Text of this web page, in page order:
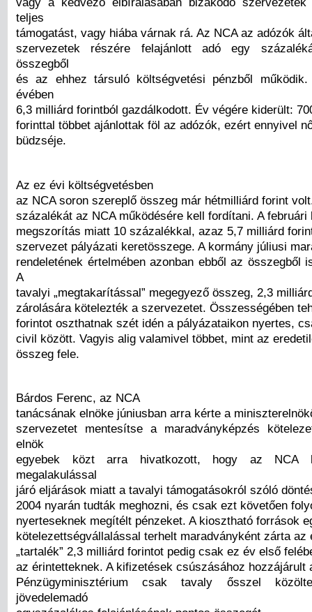
teljes
támogatást, vagy hiába várnak rá. Az NCA az adózók
szervezetek részére felajánlott adó egy
összegből
és az ehhez társuló költségvetési pénzből működik.
évében
6,3 milliárd forintból gazdálkodott. Év végére kiderült:
forinttal többet ajánlottak föl az adózók, ezért ennyivel
büdzséje.
Az ez évi költségvetésben
az NCA soron szereplő összeg már hétmilliárd forint
százalékát az NCA működésére kell fordítani. A februári
megszorítás miatt 10 százalékkal, azaz 5,7 milliárd
szervezet pályázati keretösszege. A kormány júliusi
rendeletének értelmében azonban ebből az összegből
A
tavalyi „megtakarítással” megegyező összeg, 2,3
zárolására kötelezték a szervezetet. Összességében
forintot oszthatnak szét idén a pályázataikon nyertes,
civil között. Vagyis alig valamivel többet, mint az
összeg fele.
Bárdos Ferenc, az NCA
tanácsának elnöke júniusban arra kérte a
szervezetet mentesítse a maradványképzés
elnök
egyebek közt arra hivatkozott, hogy az NCA
megalakulással
járó eljárások miatt a tavalyi támogatásokról szóló
2004 nyarán tudták meghozni, és csak ezt követően
nyerteseknek megítélt pénzeket. A kiosztható források
kötelezettségvállalással terhelt maradványként zárta az
„tartalék” 2,3 milliárd forintot pedig csak ez év első
az érintetteknek. A kifizetések csúszásához hozzájárult
Pénzügyminisztérium csak tavaly ősszel
jövedelemadó